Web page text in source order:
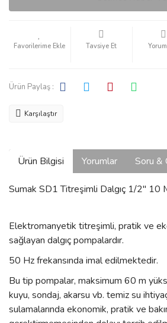
Tavsiye Et
Ürün Paylaş :
Karşılaştır
Ürün Bilgisi Yorumlar Soru &
Sumak SD1 Titreşimli Dalgıç 1/2'' 10
Elektromanyetik titreşimli, pratik ve
sağlayan dalgıç pompalardır.
50 Hz frekansında imal edilmektedir.
Bu tip pompalar, maksimum 60 m
kuyu, sondaj, akarsu vb. temiz su
sulamalarında ekonomik, pratik ve